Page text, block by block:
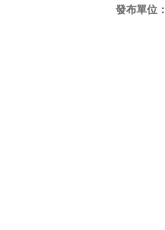
發布單位：